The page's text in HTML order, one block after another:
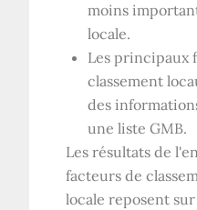
moins
locale.
Les principaux
classement
des
une liste GMB.
Les résultats de
facteurs de
locale reposent